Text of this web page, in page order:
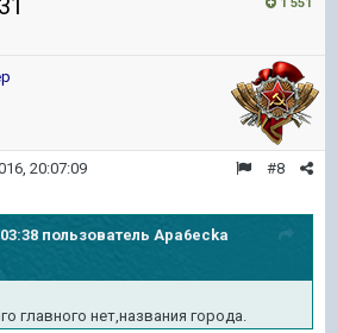
#8
20:07:09
пользователь Apa6ecka
главного нет,названия города.